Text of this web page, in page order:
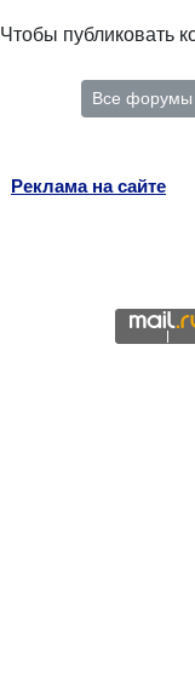
Чтобы публиковать
Все форумы
Реклама на сайте